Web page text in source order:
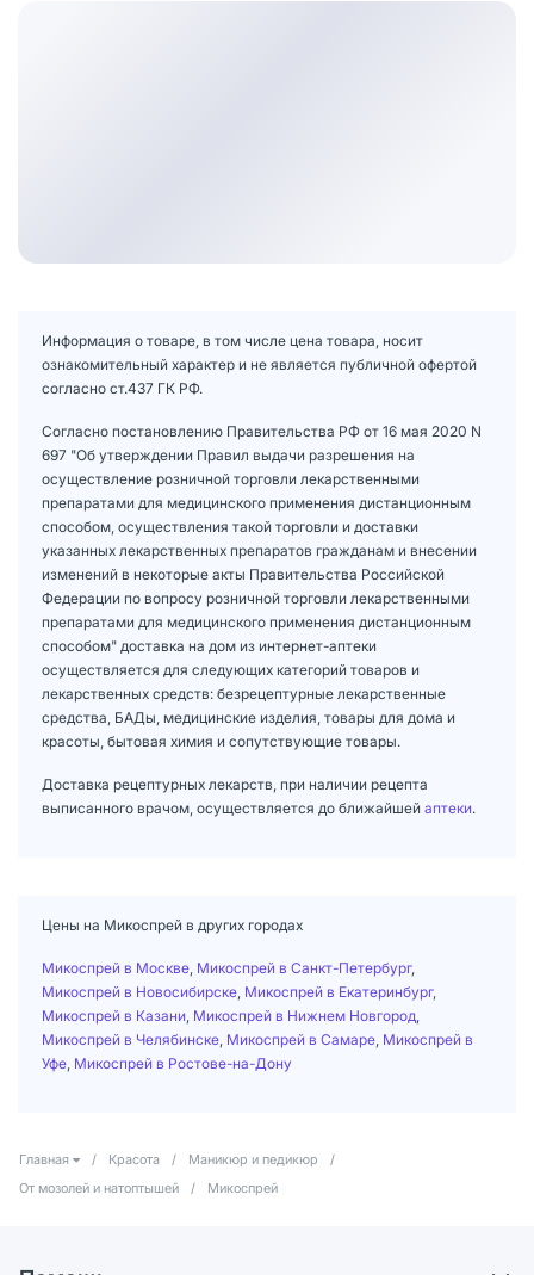
Информация о товаре, в том числе цена товара, носит
ознакомительный характер и не является публичной офертой
согласно ст.437 ГК РФ.
Согласно постановлению Правительства РФ от 16 мая 2020 N
697 "Об утверждении Правил выдачи разрешения на
осуществление розничной торговли лекарственными
препаратами для медицинского применения дистанционным
способом, осуществления такой торговли и доставки
указанных лекарственных препаратов гражданам и внесении
изменений в некоторые акты Правительства Российской
Федерации по вопросу розничной торговли лекарственными
препаратами для медицинского применения дистанционным
способом" доставка на дом из интернет-аптеки
осуществляется для следующих категорий товаров и
лекарственных средств: безрецептурные лекарственные
средства, БАДы, медицинские изделия, товары для дома и
красоты, бытовая химия и сопутствующие товары.
Доставка рецептурных лекарств, при наличии рецепта
выписанного врачом, осуществляется до ближайшей аптеки.
Цены на Микоспрей в других городах
Микоспрей в Москве Микоспрей в Санкт-Петербург,
Микоспрей в Новосибирске Микоспрей в Екатеринбург,
Микоспрей в Казани Микоспрей в Нижнем Новгород
Микоспрей в Челябинске Микоспрей в Самаре Микоспрей в
Уфе Микоспрей в Ростове-на-Дону
Главная / Красота / Маникюр и педикюр
/
От мозолей и натоптышей
/ Микоспрей